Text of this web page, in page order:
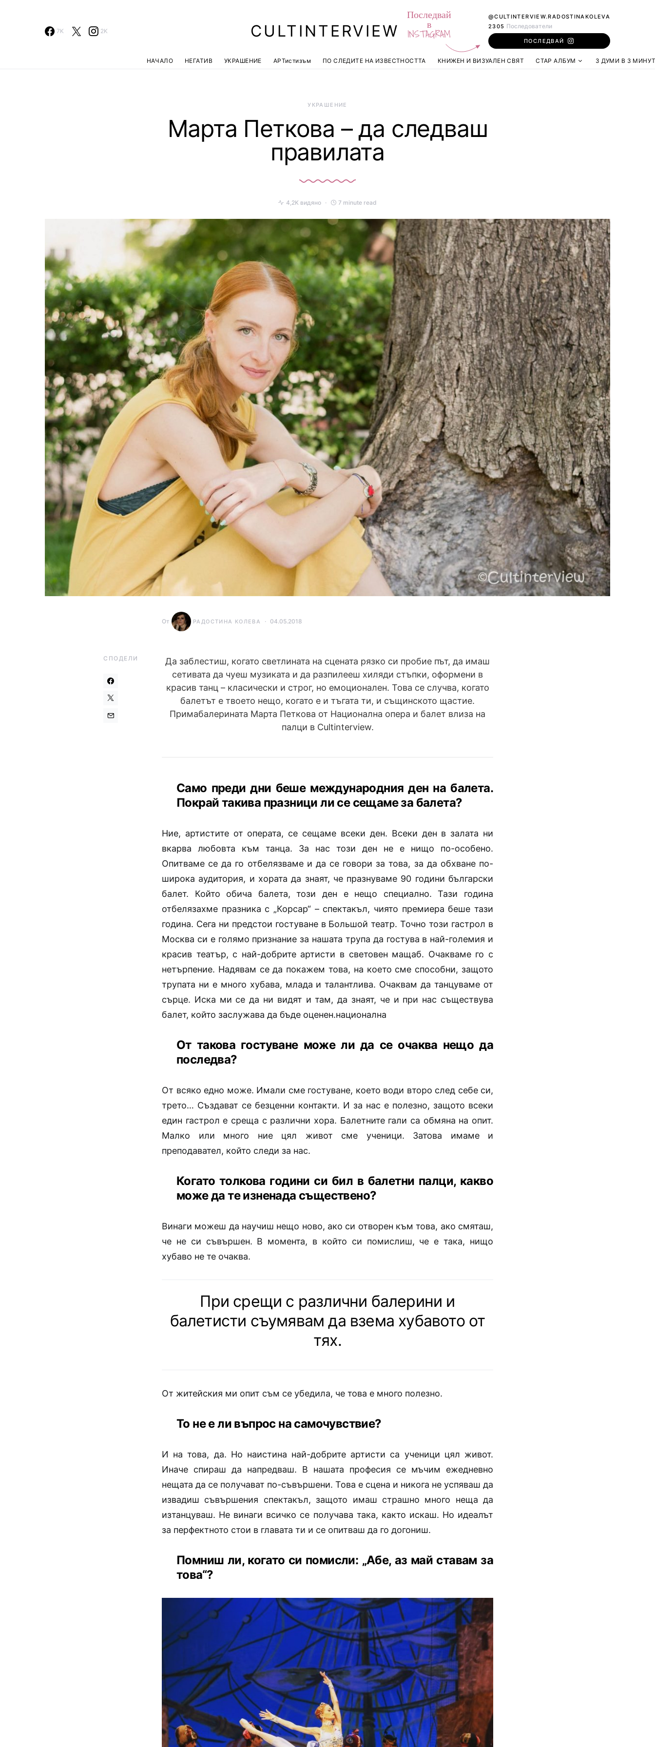
7K 2K CULTINTERVIEW
Последвай
в
INSTAGRAM
@CULTINTERVIEW.RADOSTINAKOLEVA
2305 Последователи
ПОСЛЕДВАЙ
НАЧАЛО НЕГАТИВ УКРАШЕНИЕ АРТистизъм ПО СЛЕДИТЕ НА ИЗВЕСТНОСТТА КНИЖЕН И ВИЗУАЛЕН СВЯТ СТАР АЛБУМ 3 ДУМИ В 3
УКРАШЕНИЕ
Марта Петкова – да следваш
правилата
4,2K видяно 7 minute read
От РАДОСТИНА КОЛЕВА 04.05.2018
СПОДЕЛИ
Да заблестиш, когато светлината на сцената рязко си пробие път, да имаш
сетивата да чуеш музиката и да разпилееш хиляди стъпки, оформени в
красив танц – класически и строг, но емоционален. Това се случва, когато
балетът е твоето нещо, когато е и тъгата ти, и същинското щастие.
Примабалерината Марта Петкова от Национална опера и балет влиза на
палци в Cultinterview.
Само преди дни беше международния ден на балета.
Покрай такива празници ли се сещаме за балета?
Ние, артистите от операта, се сещаме всеки ден. Всеки ден в залата ни
вкарва любовта към танца. За нас този ден не е нищо по-особено.
Опитваме се да го отбелязваме и да се говори за това, за да обхване по-
широка аудитория, и хората да знаят, че празнуваме 90 години български
балет. Който обича балета, този ден е нещо специално. Тази година
отбелязахме празника с „Корсар“ – спектакъл, чиято премиера беше тази
година. Сега ни предстои гостуване в Большой театр. Точно този гастрол в
Москва си е голямо признание за нашата трупа да гостува в най-големия и
красив театър, с най-добрите артисти в световен мащаб. Очакваме го с
нетърпение. Надявам се да покажем това, на което сме способни, защото
трупата ни е много хубава, млада и талантлива. Очаквам да танцуваме от
сърце. Иска ми се да ни видят и там, да знаят, че и при нас съществува
балет, който заслужава да бъде оценен.национална
От такова гостуване може ли да се очаква нещо да
последва?
От всяко едно може. Имали сме гостуване, което води второ след себе си,
трето… Създават се безценни контакти. И за нас е полезно, защото всеки
един гастрол е среща с различни хора. Балетните гали са обмяна на опит.
Малко или много ние цял живот сме ученици. Затова имаме и
преподавател, който следи за нас.
Когато толкова години си бил в балетни палци, какво
може да те изненада съществено?
Винаги можеш да научиш нещо ново, ако си отворен към това, ако смяташ,
че не си съвършен. В момента, в който си помислиш, че е така, нищо
хубаво не те очаква.
При срещи с различни балерини и
балетисти съумявам да взема хубавото от
тях.
От житейския ми опит съм се убедила, че това е много полезно.
То не е ли въпрос на самочувствие?
И на това, да. Но наистина най-добрите артисти са ученици цял живот.
Иначе спираш да напредваш. В нашата професия се мъчим ежедневно
нещата да се получават по-съвършени. Това е сцена и никога не успяваш да
извадиш съвършения спектакъл, защото имаш страшно много неща да
изтанцуваш. Не винаги всичко се получава така, както искаш. Но идеалът
за перфектното стои в главата ти и се опитваш да го догониш.
Помниш ли, когато си помисли: „Абе, аз май ставам за
това“?